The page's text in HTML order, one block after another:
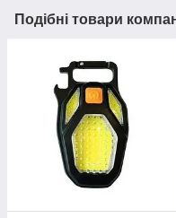
Подібні товари